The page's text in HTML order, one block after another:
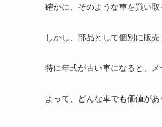
確かに、そのような車を買い
しかし、部品として個別に販売
特に年式が古い車になると、
よって、どんな車でも価値があ